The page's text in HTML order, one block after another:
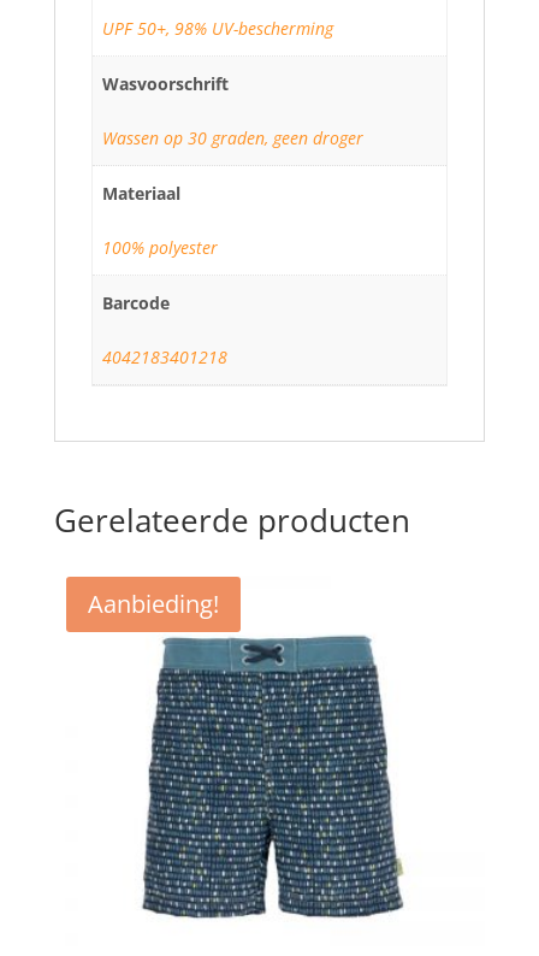
UPF 50+, 98% UV-bescherming
Wasvoorschrift
Wassen op 30 graden, geen droger
Materiaal
100% polyester
Barcode
4042183401218
Gerelateerde producten
Aanbieding!